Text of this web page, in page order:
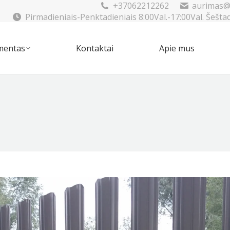
+37062212262
Pirmadieniais-Penktadieniais 8:00Val.-17:00Val.
Kontaktai Apie mus
Kontaktai Apie mus